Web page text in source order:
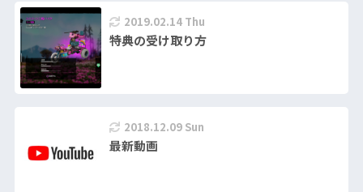
2019.02.14 Thu
特典の受け取り方
2018.12.09 Sun
最新動画